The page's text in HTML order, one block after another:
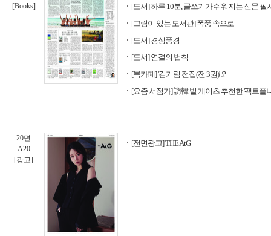
[Books]
[도서] 하루 10분, 글쓰기가 쉬워지는 신문 필
[그림이 있는 도서관] 폭풍 속으로
[도서] 경성풍경
[도서] 연결의 법칙
[북카페] '김기림 전집(전 3권)' 외
[요즘 서점가] 訪韓 빌 게이츠 추천한 '팩트풀
20면
A20
[광고]
[전면광고] THE AtG